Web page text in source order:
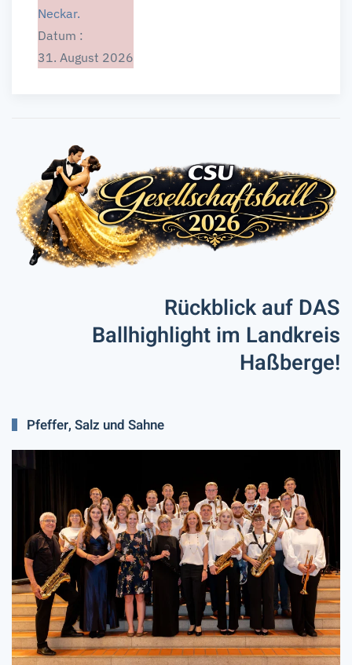
Neckar.
Datum :
31. August 2026
Rückblick auf DAS
Ballhighlight im Landkreis
Haßberge!
Pfeffer, Salz und Sahne